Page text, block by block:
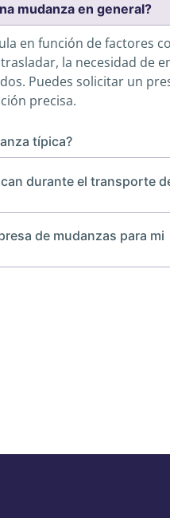
mudanza en general?
en función de factores
la necesidad de
Puedes solicitar un
precisa.
típica?
durante el transporte
de mudanzas para mi